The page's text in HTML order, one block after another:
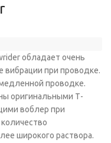
обладает очень
вибрации при проводке.
проводке.
оригинальными Т-
воблер при
широкого раствора.